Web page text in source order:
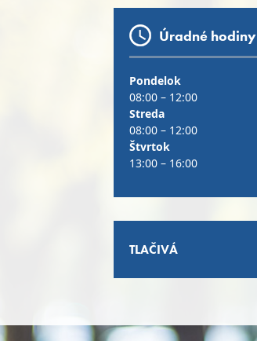
Úradné hodiny
Pondelok
08:00 – 12:00
Streda
08:00 – 12:00
Štvrtok
13:00 – 16:00
TLAČIVÁ